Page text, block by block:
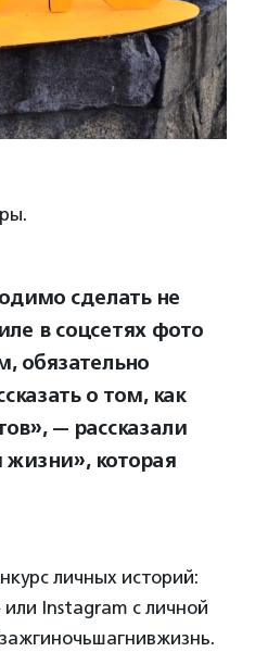
сделать не
в соцсетях фото
обязательно
о том, как
— рассказали
которая
личных историй:
Instagram с личной